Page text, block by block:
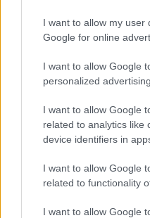
I want to allow my user
Google for online
I want to allow Google
personalized advertising.
I want to allow Google
related to analytics like
device identifiers in
I want to allow Google
related to functionality
I want to allow Google
tankerületek és a
átalakítják őket